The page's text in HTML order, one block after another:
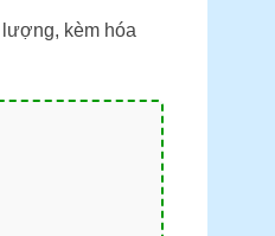
lượng, kèm hóa